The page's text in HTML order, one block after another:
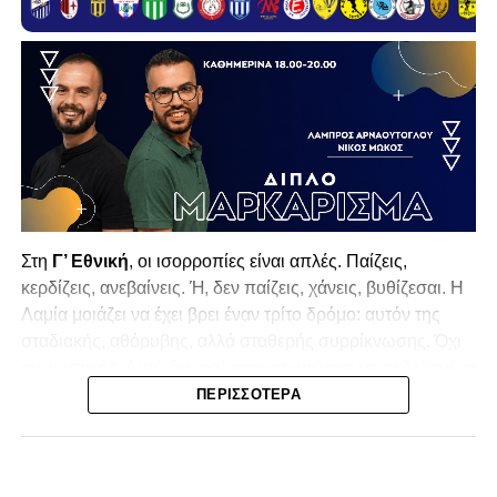
Στη Γ’ Εθνική, οι ισορροπίες είναι απλές. Παίζεις,
κερδίζεις, ανεβαίνεις. Ή, δεν παίζεις, χάνεις, βυθίζεσαι. Η
Λαμία μοιάζει να έχει βρει έναν τρίτο δρόμο: αυτόν της
της κατηγορίας. Της συρρίκνωσης της ίδιας της
ΠΕΡΙΣΣΌΤΕΡΑ